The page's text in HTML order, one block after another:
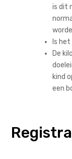
is dit
Is
De
kind
een